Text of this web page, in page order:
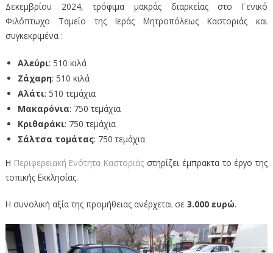
Δεκεμβρίου 2024, τρόφιμα μακράς διαρκείας στο Γενικό
Φιλόπτωχο Ταμείο της Ιεράς Μητροπόλεως Καστοριάς και
συγκεκριμένα :
Αλεύρι: 510 κιλά
Ζάχαρη: 510 κιλά
Αλάτι: 510 τεμάχια
Μακαρόνια: 750 τεμάχια
Κριθαράκι: 750 τεμάχια
Σάλτσα τομάτας: 750 τεμάχια
Η Περιφερειακή Ενότητα Καστοριάς στηρίζει έμπρακτα το έργο της
τοπικής Εκκλησίας.
Η συνολική αξία της προμήθειας ανέρχεται σε 3.000 ευρώ.